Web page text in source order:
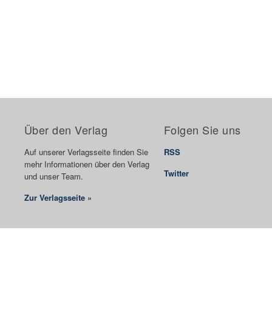
Über den Verlag
Auf unserer Verlagsseite finden Sie
mehr Informationen über den Verlag
und unser Team.
Zur Verlagsseite »
Folgen Sie uns
RSS
Twitter